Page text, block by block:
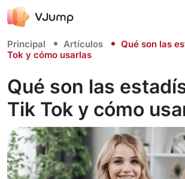
Principal Artículos
Qué son las
Tok y cómo usarlas
Qué son las
Tik Tok y cómo